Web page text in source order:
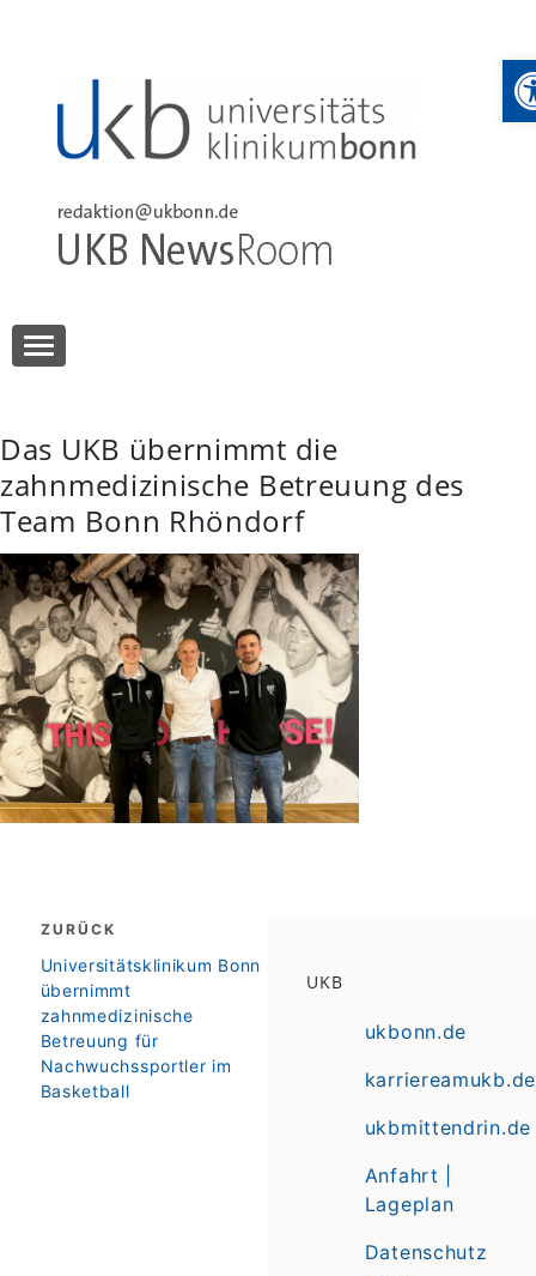
UKB NewsRoom
Das UKB übernimmt die
zahnmedizinische Betreuung des
Team Bonn Rhöndorf
Beitragsnavigation
ZURÜCK
zurück
Universitätsklinikum Bonn
übernimmt
zahnmedizinische
Betreuung für
Nachwuchssportler im
Basketball
UKB
ukbonn.de
karriereamukb.de
ukbmittendrin.de
Anfahrt |
Lageplan
Datenschutz